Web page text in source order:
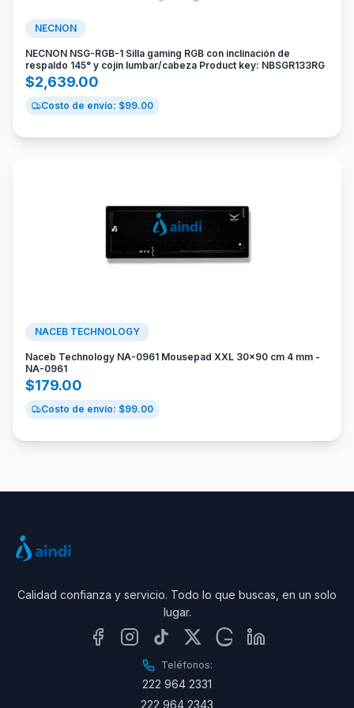
NECNON
NECNON NSG-RGB-1 Silla gaming RGB con inclinación de
respaldo 145° y cojín lumbar/cabeza Product key: NBSGR133RG
$2,639.00
Costo de envío: $99.00
NACEB TECHNOLOGY
Naceb Technology NA-0961 Mousepad XXL 30x90 cm 4 mm -
NA-0961
$179.00
Costo de envío: $99.00
Calidad confianza y servicio. Todo lo que buscas, en un solo
lugar.
Teléfonos:
222 964 2331
222 964 2343